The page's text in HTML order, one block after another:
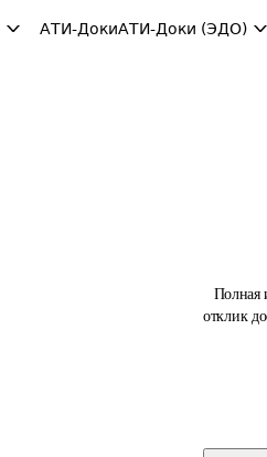
АТИ-ДокиАТИ-Доки (ЭДО)
Полная
отклик